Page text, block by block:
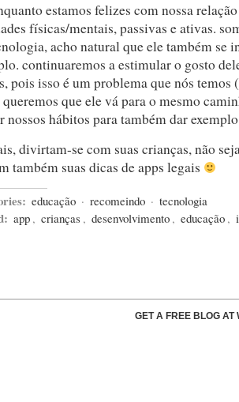
estamos felizes com nossa
físicas/mentais, passivas e ativas.
acho natural que ele também se
continuaremos a estimular o gosto
pois isso é um problema que nós temos
que ele vá para o mesmo
nossos hábitos para também dar
divirtam-se com suas crianças, não
também suas dicas de apps legais
educação · recomeindo · tecnologia
app , crianças , desenvolvimento , educação ,
GET A FREE BLOG AT